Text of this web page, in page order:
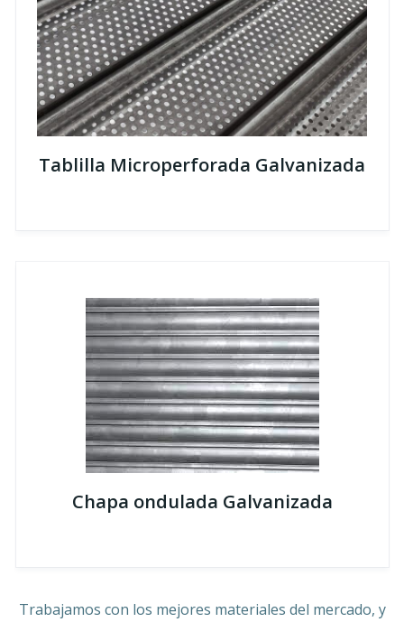
Tablilla Microperforada Galvanizada
Chapa ondulada Galvanizada
Trabajamos con los mejores materiales del mercado, y